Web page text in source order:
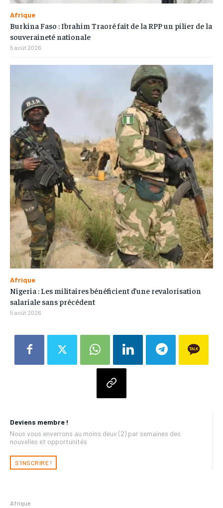
Deviens membre !
Nous vous enverrons au moins deux (2) par semaines des
nouvelles et opportunités
S'INSCRIRE !
Afrique
Afrique
Burkina Faso : Ibrahim Traoré fait de la RPP un pilier de la
souveraineté nationale
5 août 2026
Afrique
Nigeria : Les militaires bénéficient d’une revalorisation
salariale sans précédent
5 août 2026